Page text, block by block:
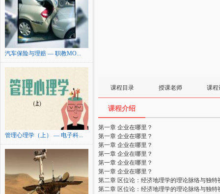
汽车保险与理赔 — 职教MO...
管理心理学（上） — 电子科...
课程目录 授课老师 课程
课程介绍
第一章 企业在哪里？
第一章 企业在哪里？
第一章 企业在哪里？
第一章 企业在哪里？
第一章 企业在哪里？
第一章 企业在哪里？
第二章 区位论：经济地理学的理论脉络与独特
第二章 区位论：经济地理学的理论脉络与独特